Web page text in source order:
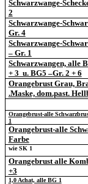
Schwarzwange-
2
Schwarzwange-
Gr. 4
Schwarzwange-
– Gr. 1
Schwarzwangen, alle
+ 3 u. BG5 –Gr. 2 + 6
Orangebrust Grau,
.Maske, dom.past.
Orangebrust-alle
1
Orangebrust-alle
Farbe
wie SK 1
Orangebrust alle
+3
1,0 Achat, alle BG 1